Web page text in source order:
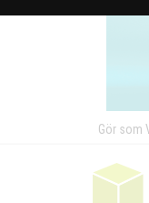
Gör som